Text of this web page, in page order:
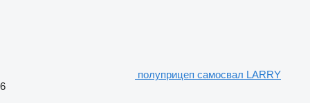
полуприцеп самосвал LARRY
6